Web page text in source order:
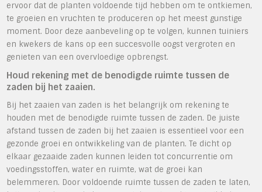
ervoor dat de planten voldoende tijd hebben om te ontkiemen,
te groeien en vruchten te produceren op het meest gunstige
moment. Door deze aanbeveling op te volgen, kunnen tuiniers
en kwekers de kans op een succesvolle oogst vergroten en
genieten van een overvloedige opbrengst.
Houd rekening met de benodigde ruimte tussen de
zaden bij het zaaien.
Bij het zaaien van zaden is het belangrijk om rekening te
houden met de benodigde ruimte tussen de zaden. De juiste
afstand tussen de zaden bij het zaaien is essentieel voor een
gezonde groei en ontwikkeling van de planten. Te dicht op
elkaar gezaaide zaden kunnen leiden tot concurrentie om
voedingsstoffen, water en ruimte, wat de groei kan
belemmeren. Door voldoende ruimte tussen de zaden te laten,